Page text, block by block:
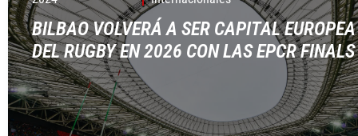
BILBAO VOLVERÁ A SER CAPITAL EUROPEA
DEL RUGBY EN 2026 CON LAS EPCR FINALS